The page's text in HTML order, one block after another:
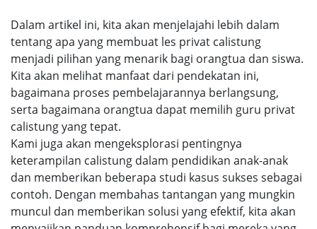
Dalam artikel ini, kita akan menjelajahi lebih dalam
tentang apa yang membuat les privat calistung
menjadi pilihan yang menarik bagi orangtua dan siswa.
Kita akan melihat manfaat dari pendekatan ini,
bagaimana proses pembelajarannya berlangsung,
serta bagaimana orangtua dapat memilih guru privat
calistung yang tepat.
Kami juga akan mengeksplorasi pentingnya
keterampilan calistung dalam pendidikan anak-anak
dan memberikan beberapa studi kasus sukses sebagai
contoh. Dengan membahas tantangan yang mungkin
muncul dan memberikan solusi yang efektif, kita akan